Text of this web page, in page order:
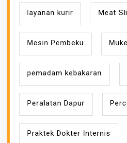
layanan kurir Meat
Mesin Pembeku
pemadam kebakaran
Peralatan Dapur
Praktek Dokter Internis